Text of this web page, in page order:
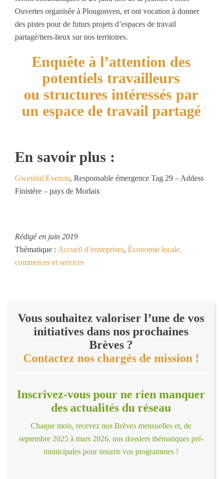
Ouvertes organisée à Plougonven, et ont vocation à donner
des pistes pour de futurs projets d’espaces de travail
partagé/tiers-lieux sur nos territoires.
Enquête à l’attention des
potentiels travailleurs
ou structures intéressés par
un espace de travail partagé
En savoir plus :
Gwendal Evenou, Responsable émergence Tag 29 – Addess
Finistère – pays de Morlaix
Rédigé en juin 2019
Thématique : Accueil d’entreprises, Économie locale,
commerces et services
Vous souhaitez valoriser l’une de vos
initiatives dans nos prochaines
Brèves ?
Contactez nos chargés de mission !
Inscrivez-vous pour ne rien manquer
des actualités du réseau
Chaque mois, recevez nos Brèves mensuelles et, de
septembre 2025 à mars 2026, nos dossiers thématiques pré-
municipales pour nourrir vos programmes !